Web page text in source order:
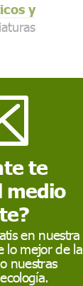
y
vida en
derechos
de
precedentes
te
medio
en nuestra
lo mejor de la
nuestras